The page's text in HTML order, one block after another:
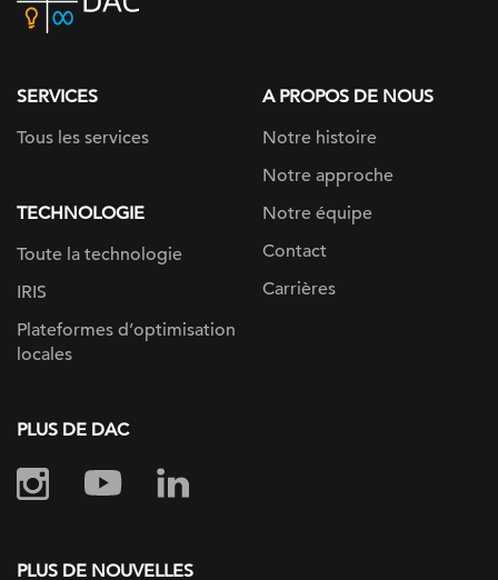
home
SERVICES
Tous les services
TECHNOLOGIE
Toute la technologie
IRIS
Plateformes d’optimisation
locales
A PROPOS DE NOUS
Notre histoire
Notre approche
Notre équipe
Contact
Carrières
PLUS DE DAC
PLUS DE NOUVELLES